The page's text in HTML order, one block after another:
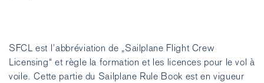
SFCL est l’abbréviation de „Sailplane Flight Crew
Licensing“ et règle la formation et les licences pour le vol à
voile. Cette partie du Sailplane Rule Book est en vigueur